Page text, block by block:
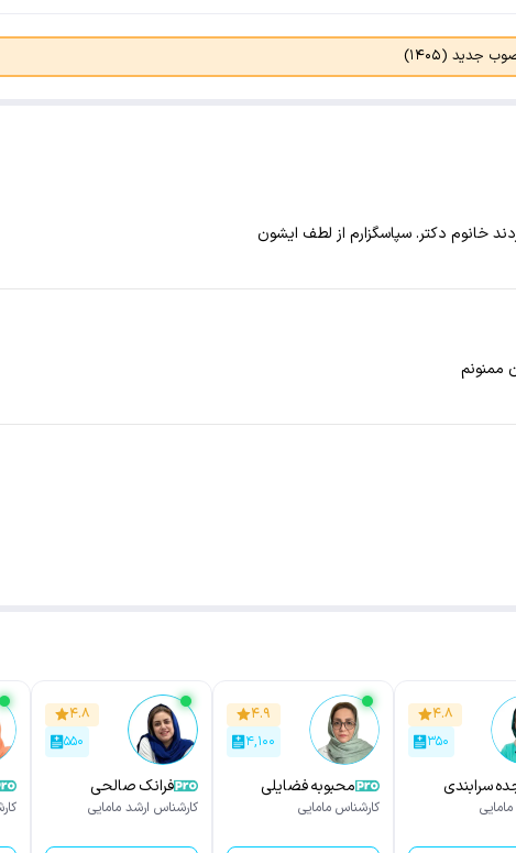
جدید (۱۴۰۵)
خانوم دکتر. سپاسگزارم از لطف ایشون
ممنونم
۴.۸
۳۵۰
سرابندی
۴.۹
۴,۱۰۰
محبوبه فضایلی
کارشناس مامایی
۴.۸
۵۵۰
فرانک صالحی
کارشناس ارشد مامایی